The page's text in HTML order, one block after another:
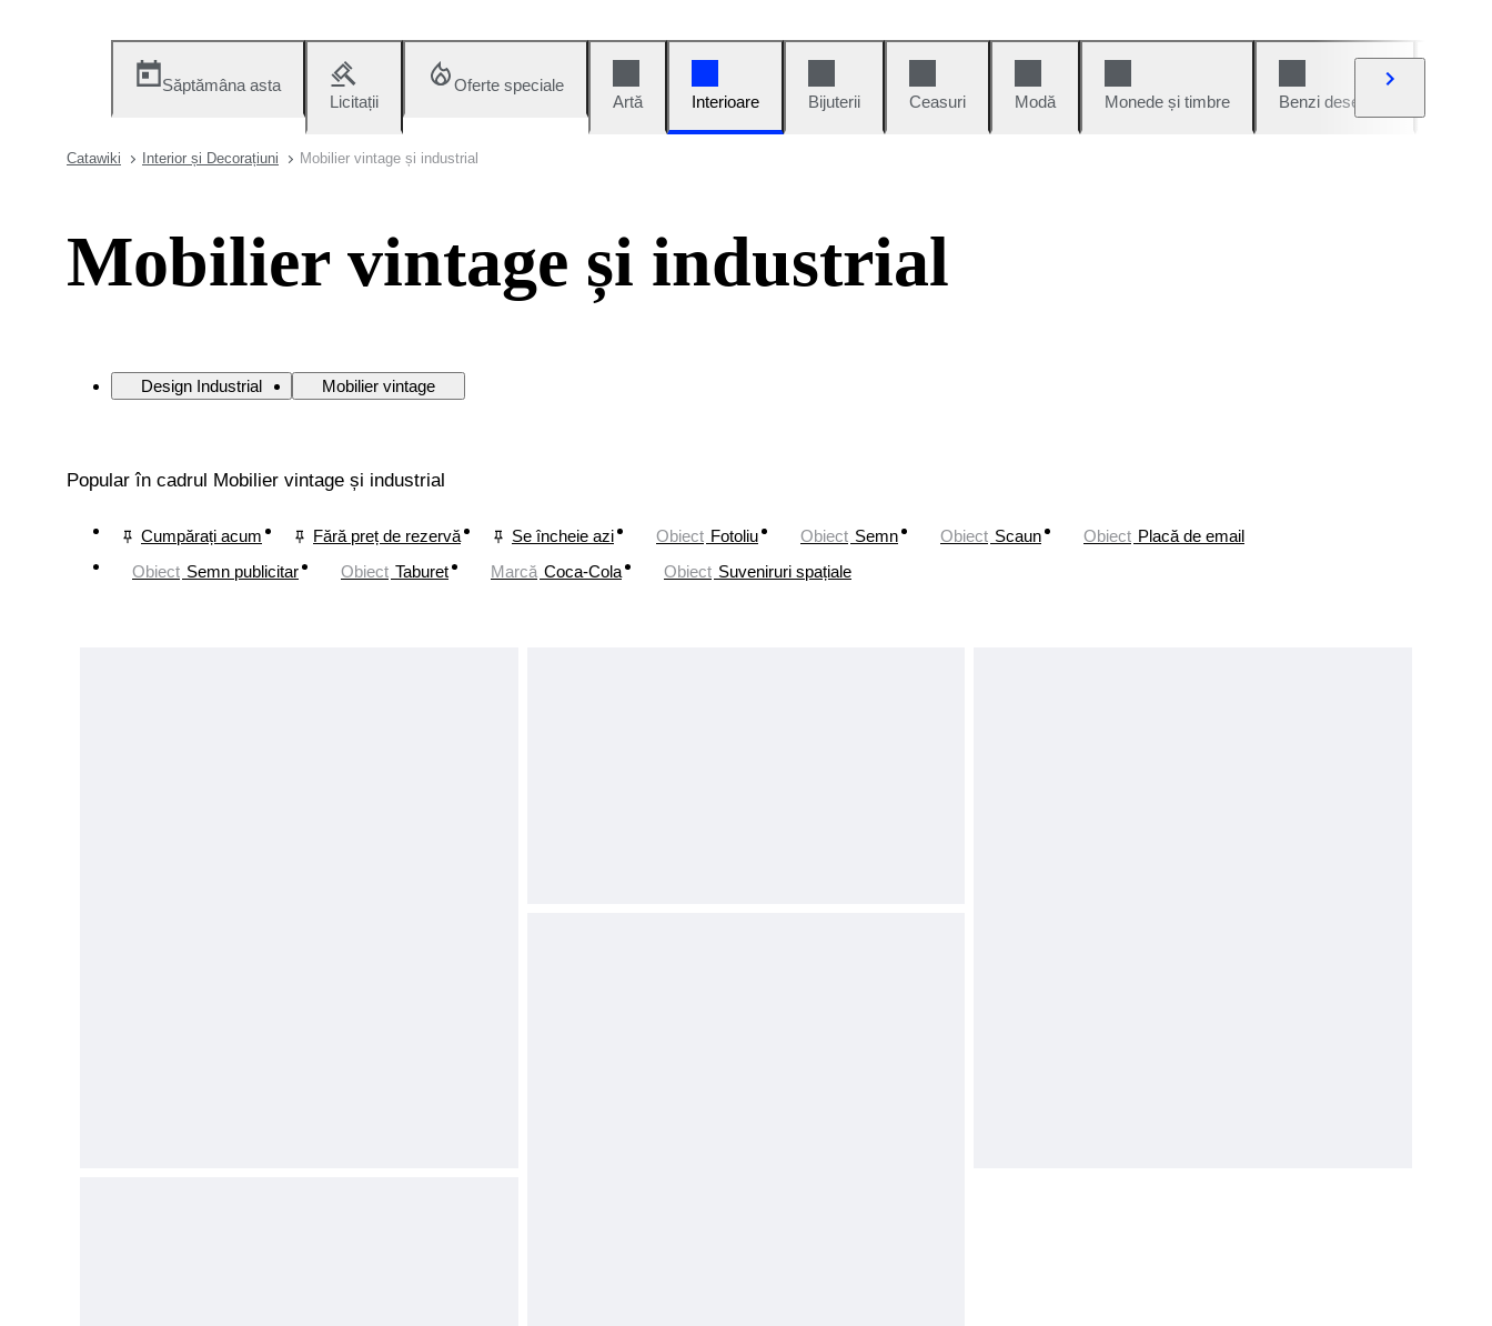
Săptămâna asta
Licitații
Oferte speciale
Artă
Interioare Bijuterii Ceasuri Modă Monede și timbre Benzi desenate
Catawiki Interior și Decorațiuni Mobilier vintage și industrial
Mobilier vintage și industrial
Design Industrial Mobilier vintage
Popular în cadrul Mobilier vintage și industrial
Cumpărați acum Fără preț de rezervă Se încheie azi Obiect Fotoliu Obiect Semn Obiect Scaun Obiect Placă de email
Obiect Semn publicitar Obiect Taburet Marcă Coca-Cola Obiect Suveniruri spațiale